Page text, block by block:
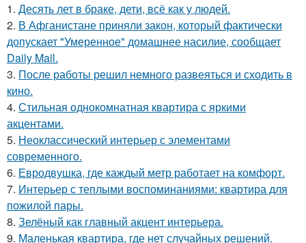
1. Десять лет в браке, дети, всё как у людей.
2. В Афганистане приняли закон, который фактически
допускает "Умеренное" домашнее насилие, сообщает
Daily Mail.
3. После работы решил немного развеяться и сходить в
кино.
4. Стильная однокомнатная квартира с яркими
акцентами.
5. Неоклассический интерьер с элементами
современного.
6. Евродвушка, где каждый метр работает на комфорт.
7. Интерьер с теплыми воспоминаниями: квартира для
пожилой пары.
8. Зелёный как главный акцент интерьера.
9. Маленькая квартира, где нет случайных решений.